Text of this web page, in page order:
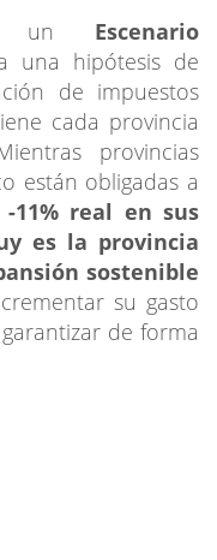
un Escenario
una hipótesis de
de impuestos
cada provincia
provincias
están obligadas a
-11% real en sus
es la provincia
sostenible
su gasto
de forma